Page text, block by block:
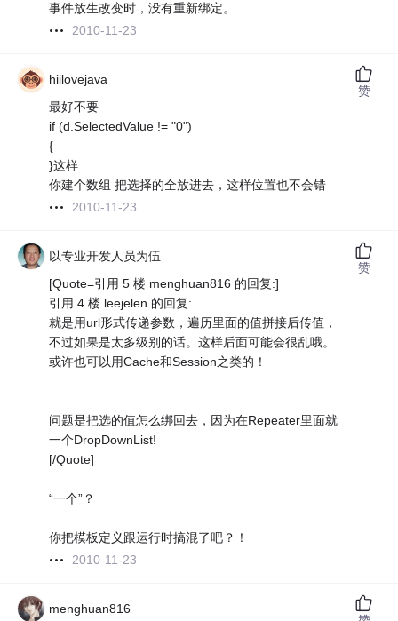
事件放生改变时，没有重新绑定。
2010-11-23
hiilovejava
最好不要
if (d.SelectedValue != "0")
{
}这样
你建个数组 把选择的全放进去，这样位置也不会错
2010-11-23
赞
以专业开发人员为伍
[Quote=引用 5 楼 menghuan816 的回复:]
引用 4 楼 leejelen 的回复:
就是用url形式传递参数，遍历里面的值拼接后传值，
不过如果是太多级别的话。这样后面可能会很乱哦。
或许也可以用Cache和Session之类的！
问题是把选的值怎么绑回去，因为在Repeater里面就
一个DropDownList!
[/Quote]
“一个”？
你把模板定义跟运行时搞混了吧？！
2010-11-23
赞
menghuan816